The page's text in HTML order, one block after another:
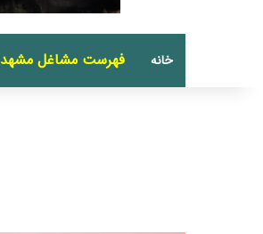
خانه فهرست مشاغل مشهد